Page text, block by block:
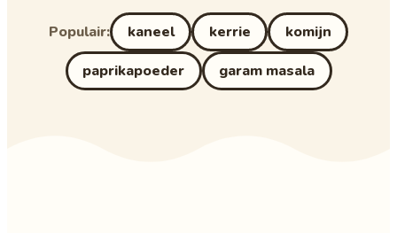
Populair: kaneel kerrie
komijn
paprikapoeder
garam masala